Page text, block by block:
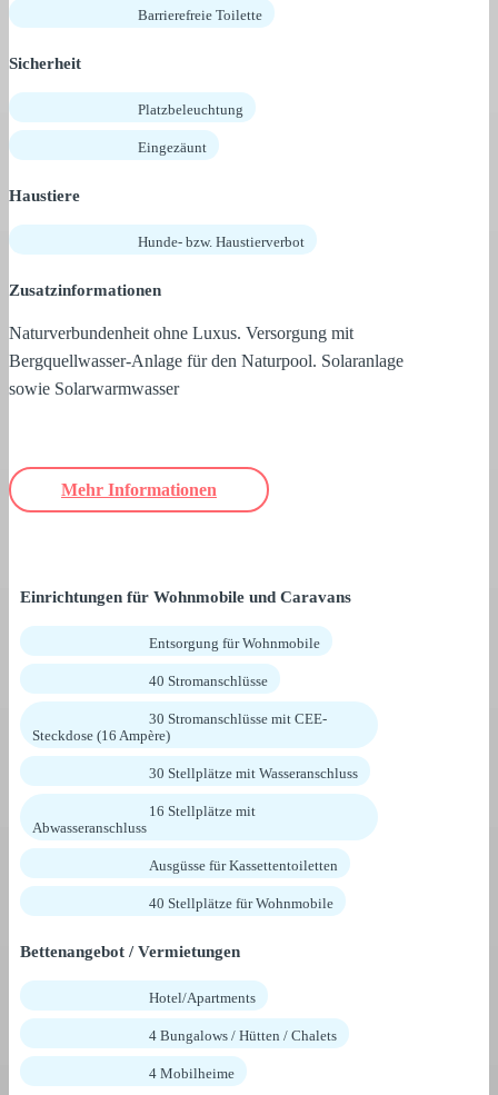
Barrierefreie Toilette
Sicherheit
Platzbeleuchtung
Eingezäunt
Haustiere
Hunde- bzw. Haustierverbot
Zusatzinformationen
Naturverbundenheit ohne Luxus. Versorgung mit
Bergquellwasser-Anlage für den Naturpool. Solaranlage
sowie Solarwarmwasser
Mehr Informationen
Einrichtungen für Wohnmobile und Caravans
Entsorgung für Wohnmobile
40 Stromanschlüsse
30 Stromanschlüsse mit CEE-
Steckdose (16 Ampère)
30 Stellplätze mit Wasseranschluss
16 Stellplätze mit
Abwasseranschluss
Ausgüsse für Kassettentoiletten
40 Stellplätze für Wohnmobile
Bettenangebot / Vermietungen
Hotel/Apartments
4 Bungalows / Hütten / Chalets
4 Mobilheime